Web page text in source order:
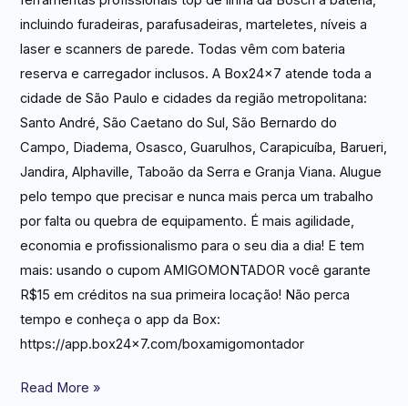
incluindo furadeiras, parafusadeiras, marteletes, níveis a
laser e scanners de parede. Todas vêm com bateria
reserva e carregador inclusos. A Box24x7 atende toda a
cidade de São Paulo e cidades da região metropolitana:
Santo André, São Caetano do Sul, São Bernardo do
Campo, Diadema, Osasco, Guarulhos, Carapicuíba, Barueri,
Jandira, Alphaville, Taboão da Serra e Granja Viana. Alugue
pelo tempo que precisar e nunca mais perca um trabalho
por falta ou quebra de equipamento. É mais agilidade,
economia e profissionalismo para o seu dia a dia! E tem
mais: usando o cupom AMIGOMONTADOR você garante
R$15 em créditos na sua primeira locação! Não perca
tempo e conheça o app da Box:
https://app.box24x7.com/boxamigomontador
Read More »